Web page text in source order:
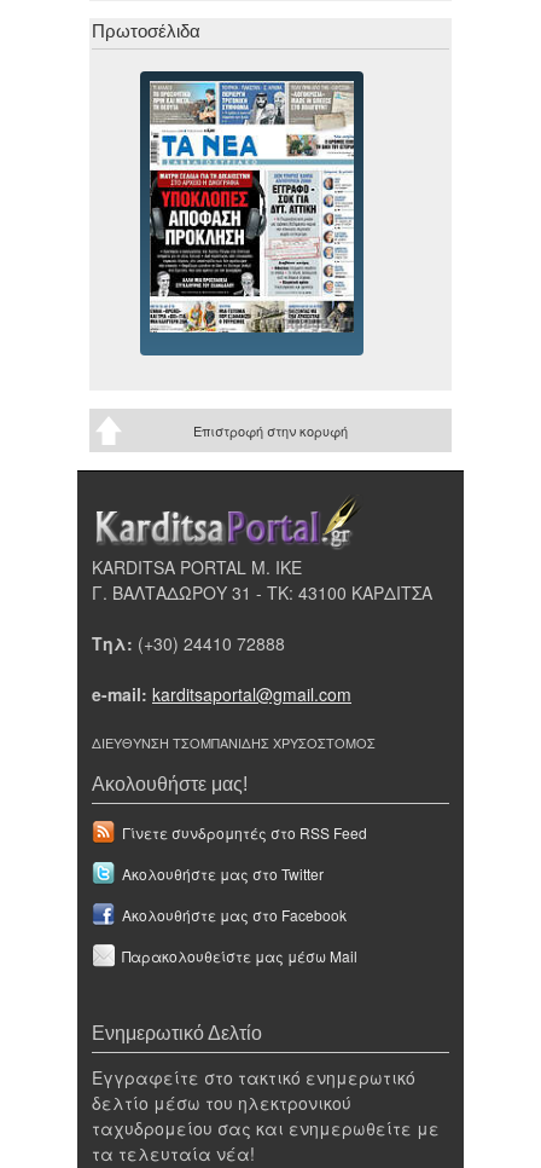
Πρωτοσέλιδα
Επιστροφή στην κορυφή
KARDITSA PORTAL Μ. ΙΚΕ
Γ. ΒΑΛΤΑΔΩΡΟΥ 31 - ΤΚ: 43100 ΚΑΡΔΙΤΣΑ
Τηλ: (+30) 24410 72888
e-mail: karditsaportal@gmail.com
ΔΙΕΥΘΥΝΣΗ ΤΣΟΜΠΑΝΙΔΗΣ ΧΡΥΣΟΣΤΟΜΟΣ
Ακολουθήστε μας!
Γίνετε συνδρομητές στο RSS Feed
Ακολουθήστε μας στο Twitter
Ακολουθήστε μας στο Facebook
Παρακολουθείστε μας μέσω Mail
Ενημερωτικό Δελτίο
Εγγραφείτε στο τακτικό ενημερωτικό
δελτίο μέσω του ηλεκτρονικού
ταχυδρομείου σας και ενημερωθείτε με
τα τελευταία νέα!